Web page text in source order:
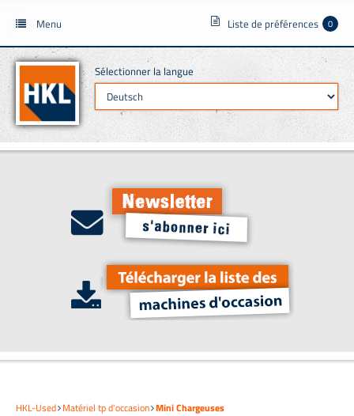
Sélectionner la langue
HKL-Used Matériel tp d'occasion Mini Chargeuses
Menu Liste de préférences 0